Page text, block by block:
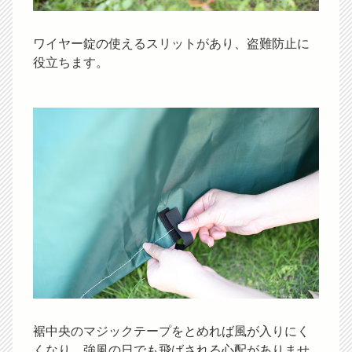
ワイヤー錠の使えるスリットがあり、盗難防止に
役立ちます。
裾中央のマジックテープをとめれば風が入りにく